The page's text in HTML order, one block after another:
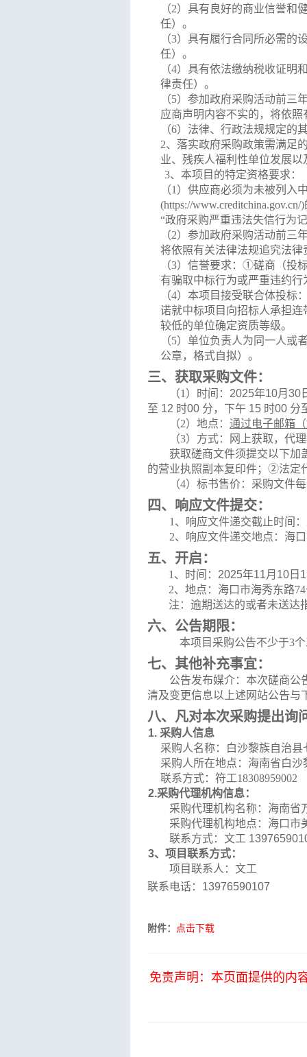
（2） 具有良好的商业信誉和
任） 。
（3） 具有履行合同所必需的
任） 。
（4） 具有依法缴纳税收证明
律责任） 。
（5） 参加政府采购活动前三
应商声明内容不实的，将依
（6） 法律、行政法规规定的
2、 落实政府采购政策需满足
业、残疾人福利性单位发展
3、 本项目的特定资格要求：
（1）供应商必须为未被列入
(https://
“政府采购严重违法失信行为
（2） 参加政府采购活动前三
将依照有关法律法规追究法律
（3）信誉要求：①磋商（投
有骗取中标行为或严重违约
（4） 本项目接受联合体投标
诺就中标项目向招标人承担
较低的单位确定资质等级。
（5）单位负责人为同一人或
公章，格式自拟）。
三、 获取采购文件：
（1） 时间： 2025年10月 30
至 12 时00 分，下午 15 时00 分
（2） 地点： 通过电子邮箱（
（3） 方式：
网上获取，代
获取磋商文件须提交以下加
的营业执照副本复印件；②法定
（4） 标书售价： 采购文件
四、响应文件提交：
1、 响应文件递交截止时间：
2、响应文件递交地点： 海
五、开启：
1、 时间： 2025年11月 10 日
2、 地点： 海口市海秀东路
注： 逾期送达的或者未送达
六、 公告期限：
本项目采购公告不少于3
七、 其他补充事宜：
公告发布媒介：本次磋商公
清及变更信息以上述网站公告与
八、 凡对本次采购提出询
1. 采购人信息
采购人名称：
白沙黎族自治
采购人所在地点： 海南省白沙
联系方式： 符工18308959002
2.采购代理机构信息：
采购代理机构名称： 海南省
采购代理机构地点： 海口市
联系方式： 文工
3、项目联系方式：
项目联系人： 文工
联系电话： 13976590107
附件： 点击下载
免责声明：本页面提供的内